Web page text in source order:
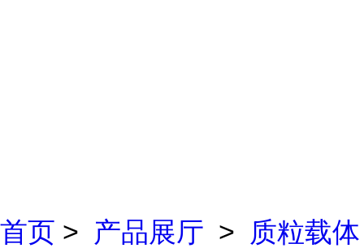
首页 > 产品展厅 >
质粒载体